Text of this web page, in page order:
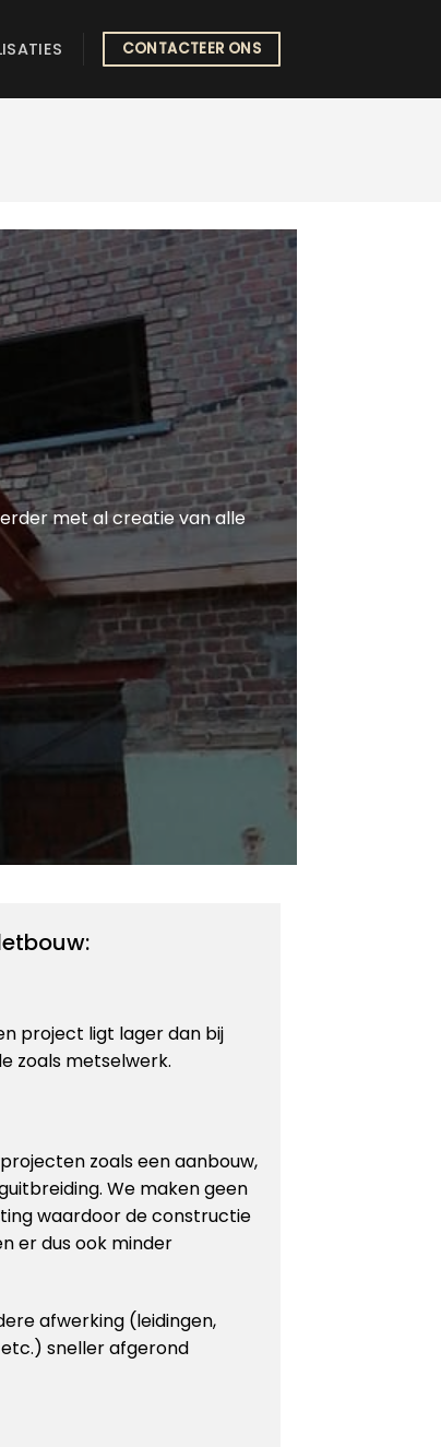
CONTACTEER ONS
met al creatie van alle
project ligt lager dan bij
zoals metselwerk.
zoals een aanbouw,
We maken geen
waardoor de constructie
er dus ook minder
afwerking (leidingen,
sneller afgerond